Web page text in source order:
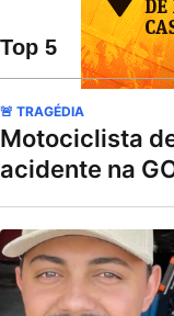
Top 5
🚨 TRAGÉDIA
Motociclista
acidente na